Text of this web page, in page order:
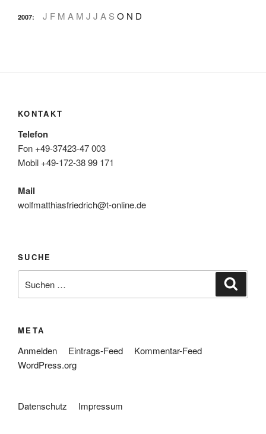
2007: J F M A M J J A S O N D
KONTAKT
Telefon
Fon +49-37423-47 003
Mobil +49-172-38 99 171
Mail
wolfmatthiasfriedrich@t-online.de
SUCHE
nach:
META
Anmelden Eintrags-Feed
Kommentar-Feed
WordPress.org
Datenschutz Impressum